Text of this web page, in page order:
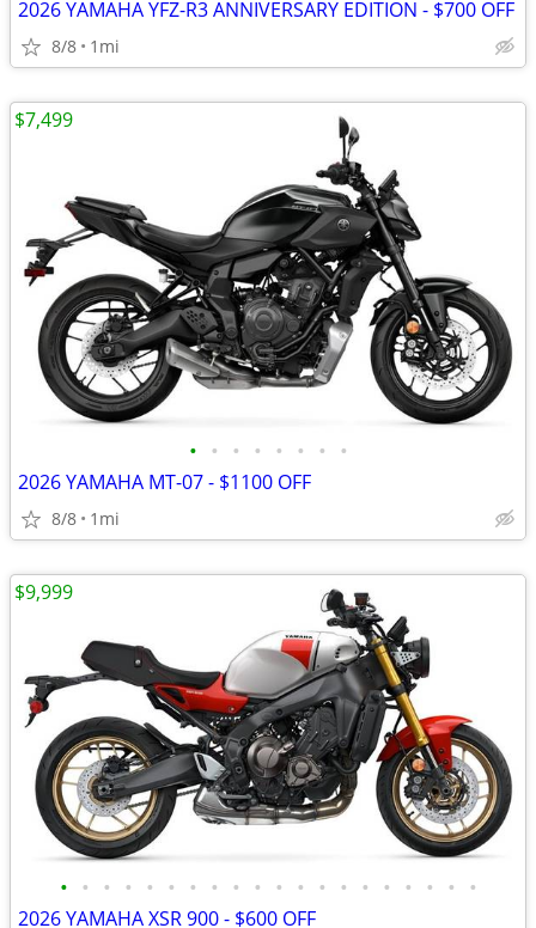
2026 YAMAHA YFZ-R3 ANNIVERSARY EDITION - $700 OFF
8/8 1mi
• • • • • • • •
2026 YAMAHA MT-07 - $1100 OFF
8/8 1mi
$7,499
• • • • • • • • • • • • • • • • • • • •
2026 YAMAHA XSR 900 - $600 OFF
$9,999